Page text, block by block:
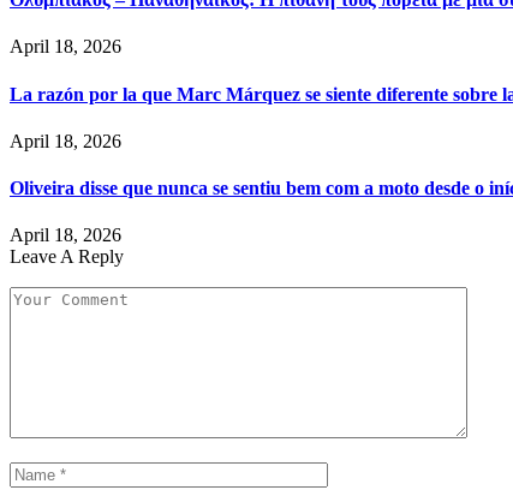
April 18, 2026
La razón por la que Marc Márquez se siente diferente sobre
April 18, 2026
Oliveira disse que nunca se sentiu bem com a moto desde o
April 18, 2026
Leave A Reply